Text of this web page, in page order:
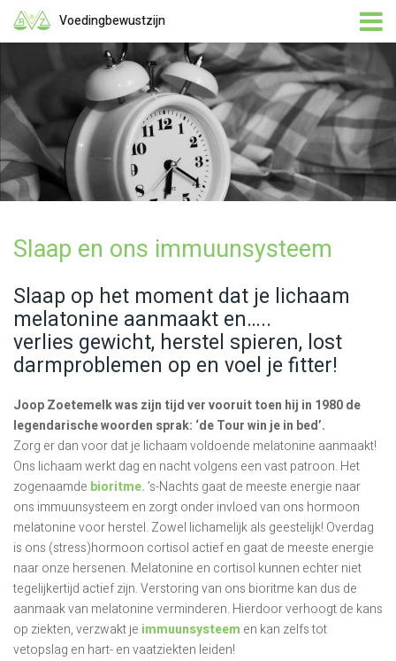
Voedingbewustzijn
Slaap en ons immuunsysteem
Slaap op het moment dat je lichaam
melatonine aanmaakt en…..
verlies gewicht, herstel spieren, lost
darmproblemen op en voel je fitter!
Joop Zoetemelk was zijn tijd ver vooruit toen hij in 1980 de
legendarische woorden sprak: ‘de Tour win je in bed’.
Zorg er dan voor dat je lichaam voldoende melatonine aanmaakt!
Ons lichaam werkt dag en nacht volgens een vast patroon. Het
zogenaamde bioritme.’s-Nachts gaat de meeste energie naar
ons immuunsysteem en zorgt onder invloed van ons hormoon
melatonine voor herstel. Zowel lichamelijk als geestelijk! Overdag
is ons (stress)hormoon cortisol actief en gaat de meeste energie
naar onze hersenen. Melatonine en cortisol kunnen echter niet
tegelijkertijd actief zijn. Verstoring van ons bioritme kan dus de
aanmaak van melatonine verminderen. Hierdoor verhoogt de kans
op ziekten, verzwakt je immuunsysteem en kan zelfs tot
vetopslag en hart- en vaatziekten leiden!